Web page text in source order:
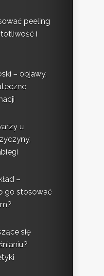
peeling
i
– objawy,
u
–
go stosować
się